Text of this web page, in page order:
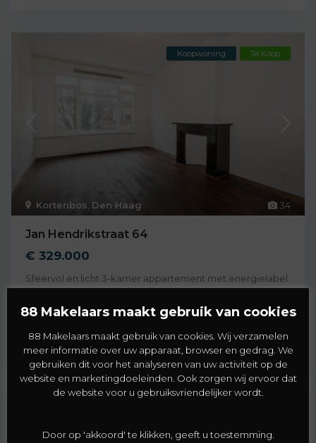
34
Kortenbos Den Haag
Koopwoning Te Koop
Jan Hendrikstraat 64
€ 329.000
Sfeervol en licht 3-kamer appartement met energielabel
2
1 83 m2
Koopwoning Verkocht
88 Makelaars maakt gebruik van cookies
88 Makelaars maakt gebruik van cookies. Wij verzamelen
meer informatie over uw apparaat, browser en gedrag. We
gebruiken dit voor het analyseren van uw activiteit op de
website en marketingdoeleinden. Ook zorgen wij ervoor dat
de website voor u gebruiksvriendelijker wordt.
Door op 'akkoord' te klikken, geeft u toestemming.